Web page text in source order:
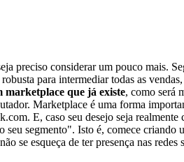
preciso considerar um pouco mais.
para intermediar todas as
marketplace que já existe, como será
E, caso seu desejo seja
segmento". Isto é, comece
se esqueça de ter presença nas redes